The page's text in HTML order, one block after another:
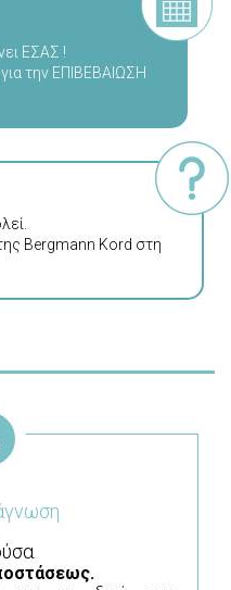
ΕΣΑΣ !
την ΕΠΙΒΕΒΑΙΩΣΗ
Bergmann Kord στη